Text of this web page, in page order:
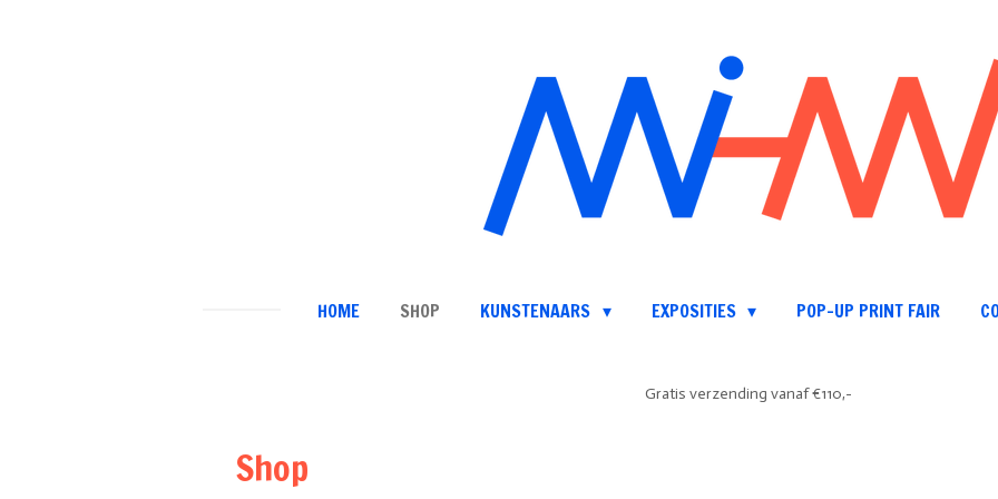
HOME SHOP KUNSTENAARS EXPOSITIES POP-UP PRINT FAIR
Gratis verzending vanaf €110,-
Shop